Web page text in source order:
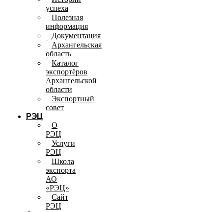
успеха
Полезная
информация
Документация
Архангельская
область
Каталог
экспортёров
Архангельской
области
Экспортный
совет
РЭЦ
О
РЭЦ
Услуги
РЭЦ
Школа
экспорта
АО
«РЭЦ»
Сайт
РЭЦ